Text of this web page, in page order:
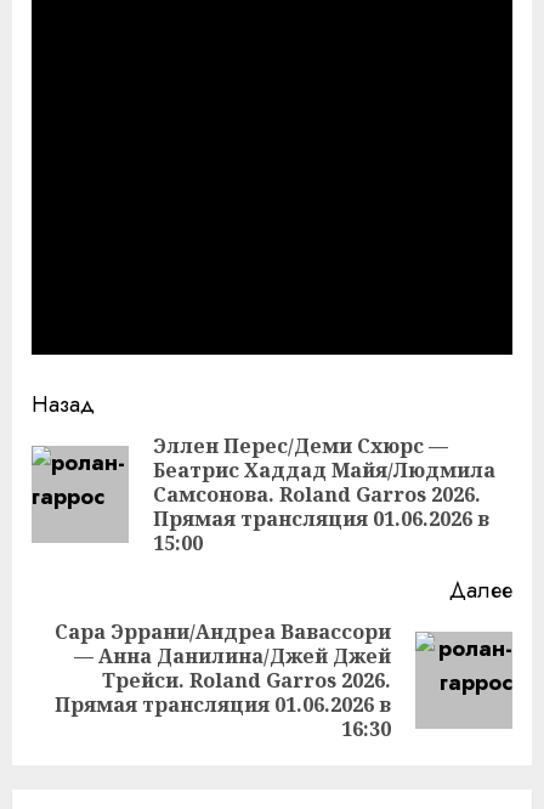
Продолжить
чтение
Назад
Эллен Перес/Деми Схюрс —
Беатрис Хаддад Майя/Людмила
Самсонова. Roland Garros 2026.
Прямая трансляция 01.06.2026 в
15:00
Далее
Следующая
запись:
Сара Эррани/Андреа Вавассори
— Анна Данилина/Джей Джей
Трейси. Roland Garros 2026.
Прямая трансляция 01.06.2026 в
16:30